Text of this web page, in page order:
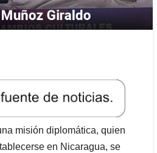
misión diplomática, quien
en Nicaragua, se